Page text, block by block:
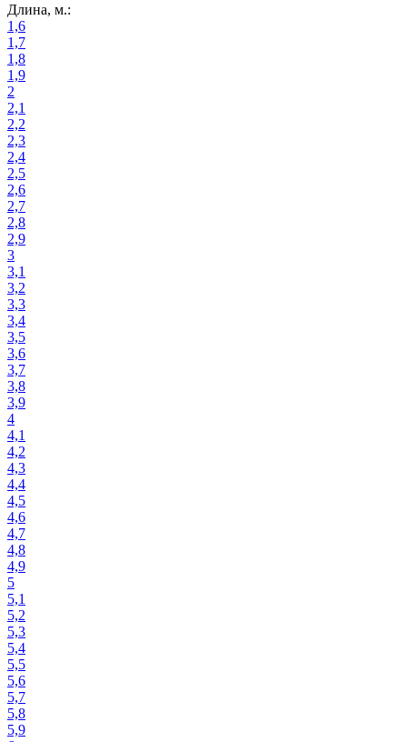
Длина, м.:
1,6
1,7
1,8
1,9
2
2,1
2,2
2,3
2,4
2,5
2,6
2,7
2,8
2,9
3
3,1
3,2
3,3
3,4
3,5
3,6
3,7
3,8
3,9
4
4,1
4,2
4,3
4,4
4,5
4,6
4,7
4,8
4,9
5
5,1
5,2
5,3
5,4
5,5
5,6
5,7
5,8
5,9